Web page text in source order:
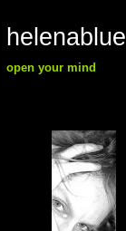
helenablue
open your mind